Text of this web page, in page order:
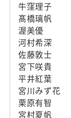
牛窪理子
髙橋璃帆
渥美優
河村希深
佐藤敦士
宮下咲貴
平井紅葉
宮川みず花
栗原有智
宮村夏帆